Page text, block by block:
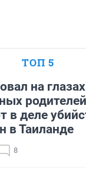
ТОП 5
на
в деле
в Таиланде
8